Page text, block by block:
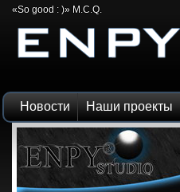
«So good : )» M.C.Q.
Новости Наши проекты